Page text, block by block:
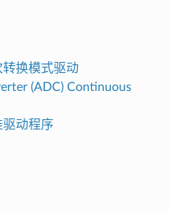
转换模式驱动
(ADC) Continuous
驱动程序